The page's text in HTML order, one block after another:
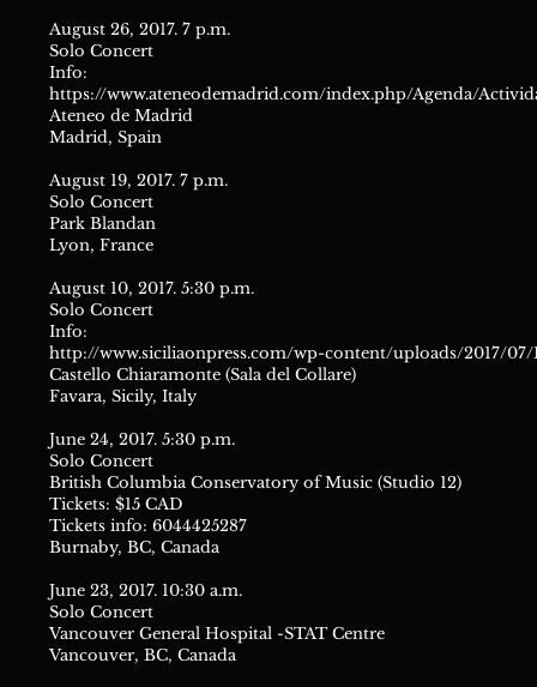
August 26, 2017. 7 p.m.
Solo Concert
Info:
https://www.ateneodemadrid.com/index.php/Agenda/
Ateneo de Madrid
Madrid, Spain
August 19, 2017. 7 p.m.
Solo Concert
Park Blandan
Lyon, France
August 10, 2017. 5:30 p.m.
Solo Concert
Info:
http://www.siciliaonpress.com/wp-content/uploads/2017/07/
Castello Chiaramonte (Sala del Collare)
Favara, Sicily, Italy
June 24, 2017. 5:30 p.m.
Solo Concert
British Columbia Conservatory of Music (Studio 12)
Tickets: $15 CAD
Tickets info: 6044425287
Burnaby, BC, Canada
June 23, 2017. 10:30 a.m.
Solo Concert
Vancouver General Hospital -STAT Centre
Vancouver, BC, Canada